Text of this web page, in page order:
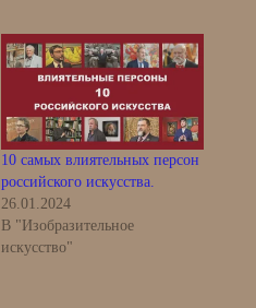
10 самых влиятельных персон
российского искусства.
26.01.2024
В "Изобразительное
искусство"